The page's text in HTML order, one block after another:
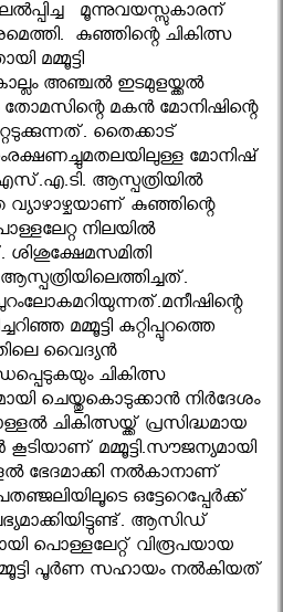
മൂന്നുവയസ്സുകാരന്
കുഞ്ഞിന്റെ ചികിത്സ
മമ്മൂട്ടി
അഞ്ചല്‍ ഇടമുളയ്ക്കല്‍
മകന്‍ മോനിഷിന്റെ
തൈക്കാട്
മോനിഷ്
ആസ്പത്രിയില്‍
കുഞ്ഞിന്റെ
നിലയിൽ
മമ്മൂട്ടി കുറ്റിപ്പുറത്തെ
വൈദ്യന്‍
ചികിത്സ
ചെയ്തുകൊടുക്കാന്‍ നിര്‍ദേശം
ചികിത്സയ്ക്ക് പ്രസിദ്ധമായ
മമ്മൂട്ടി.സൗജന്യമായി
ഭേദമാക്കി നല്‍കാനാണ്
പതഞ്ജലിയിലൂടെ ഒട്ടേറെപ്പേര്‍ക്ക്
ആസിഡ്
പൊള്ളലേറ്റ് വിരൂപയായ
പൂര്‍ണ സഹായം നല്‍കിയത്